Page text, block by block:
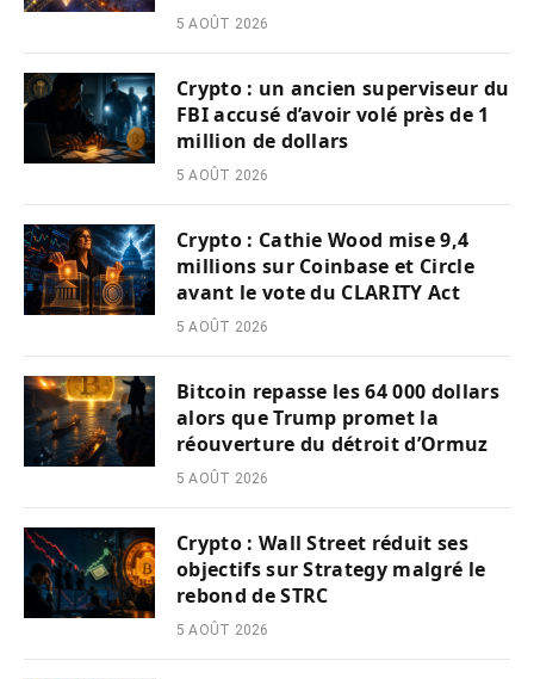
5 AOÛT 2026
Crypto : un ancien superviseur du
FBI accusé d’avoir volé près de 1
million de dollars
5 AOÛT 2026
Crypto : Cathie Wood mise 9,4
millions sur Coinbase et Circle
avant le vote du CLARITY Act
5 AOÛT 2026
Bitcoin repasse les 64 000 dollars
alors que Trump promet la
réouverture du détroit d’Ormuz
5 AOÛT 2026
Crypto : Wall Street réduit ses
objectifs sur Strategy malgré le
rebond de STRC
5 AOÛT 2026